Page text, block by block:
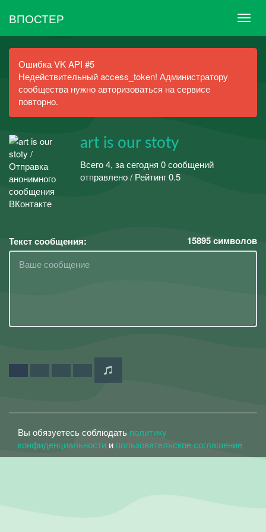
ВПОСТЕР
Ошибка VK API #5
Недействительный access_token! Администратору
сообщества нужно авторизоваться на сервисе
повторно.
art is our stoty
Всего 4, за сегодня 0 сообщений
отправлено / Рейтинг 0.5
Текст сообщения: 15895символов
Вы обязуетесь соблюдать политику
конфиденциальности и пользовательское соглашение